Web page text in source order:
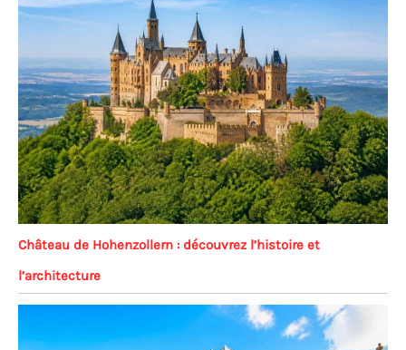
Château de Hohenzollern : découvrez l’histoire et
l’architecture